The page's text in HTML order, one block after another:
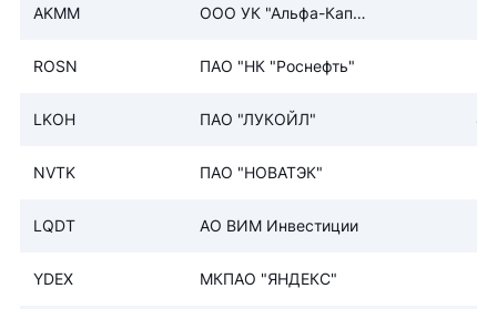
AKMM
ООО УК "Альфа-Капит
ROSN ПАО "НК "Роснефть"
LKOH ПАО "ЛУКОЙЛ" 4
NVTK ПАО "НОВАТЭК"
LQDT АО ВИМ Инвестиции
YDEX МКПАО "ЯНДЕКС"